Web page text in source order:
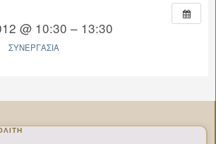
@ 10:30 – 13:30
ΣΥΝΕΡΓΑΣΙΑ